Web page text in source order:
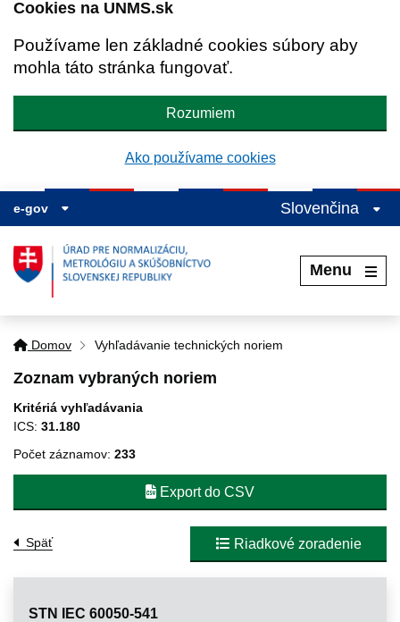
Cookies na UNMS.sk
Používame len základné cookies súbory aby
mohla táto stránka fungovať.
Rozumiem
Ako používame cookies
e-gov Slovenčina
Menu
Domov Vyhľadávanie technických noriem
Zoznam vybraných noriem
Kritériá vyhľadávania
ICS: 31.180
Počet záznamov: 233
Export do CSV
Späť Riadkové zoradenie
STN IEC 60050-541